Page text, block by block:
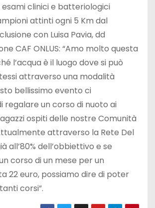
clinici e batteriologici
attinti ogni 5 Km dal
con Luisa Pavia, dd
CAF ONLUS: “Amo molto questa
l’acqua è il luogo dove si può
attraverso una modalità
bellissimo evento ci
un corso di nuoto ai
ospiti delle nostre Comunità
attraverso la Rete Del
all’80% dell’obbiettivo e se
corso di un mese per un
22 euro, possiamo dire di poter
corsi”.